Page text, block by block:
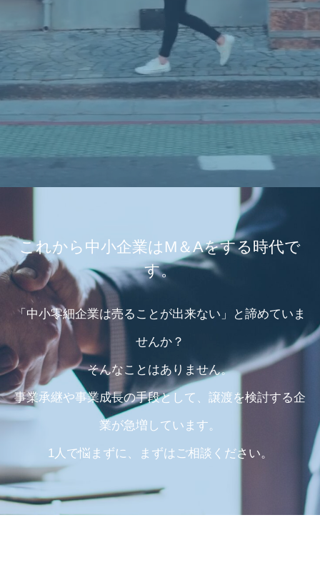
これから中小企業はM＆Aをする時代で
す。
「中小零細企業は売ることが出来ない」と諦めていま
せんか？
そんなことはありません。
事業承継や事業成長の手段として、譲渡を検討する企
業が急増しています。
1人で悩まずに、まずはご相談ください。